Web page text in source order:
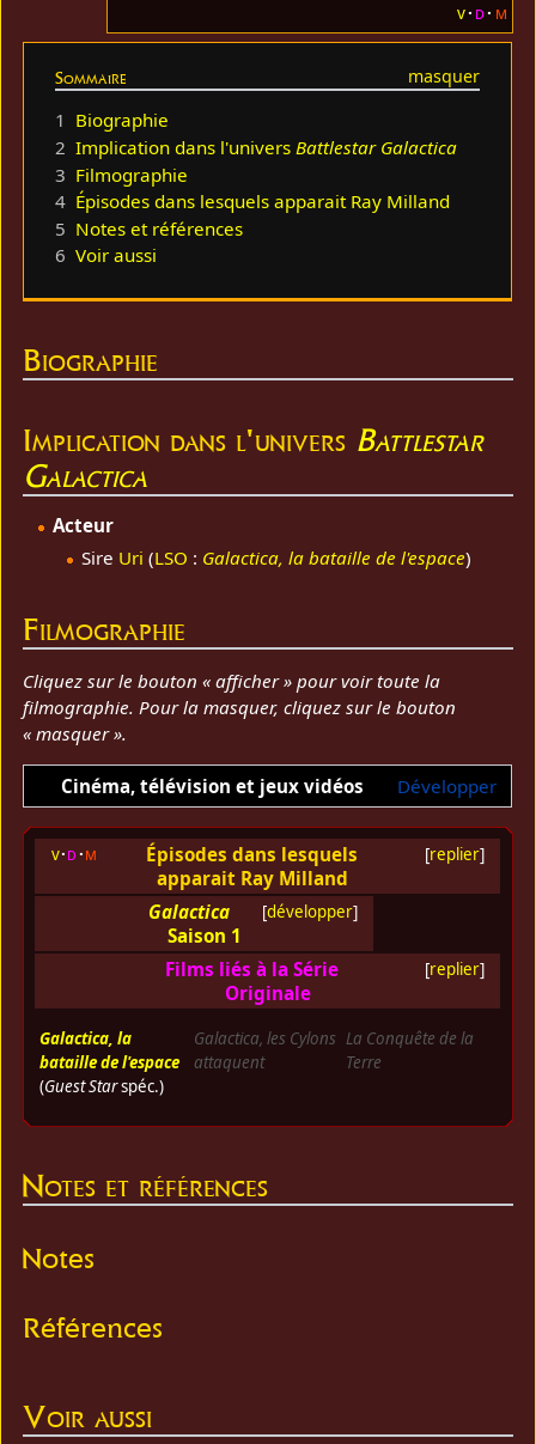
v d m
Sommaire
1 Biographie
2 Implication dans l'univers Battlestar Galactica
3 Filmographie
4 Épisodes dans lesquels apparait Ray Milland
5 Notes et références
6 Voir aussi
Biographie
Implication dans l'univers Battlestar
Galactica
Acteur
Sire Uri (LSO : Galactica, la bataille de l'espace)
Filmographie
Cliquez sur le bouton « afficher » pour voir toute la
filmographie. Pour la masquer, cliquez sur le bouton
« masquer ».
Développer
Cinéma, télévision et jeux vidéos
[replier]
v d m
Épisodes dans lesquels
apparait Ray Milland
[développer]
Galactica
Saison 1
[replier]
Films liés à la Série
Originale
Galactica, la
bataille de l'espace
(Guest Starspéc.)
Galactica, les Cylons
attaquent
La Conquête de la
Terre
Notes et références
Notes
Références
Voir aussi